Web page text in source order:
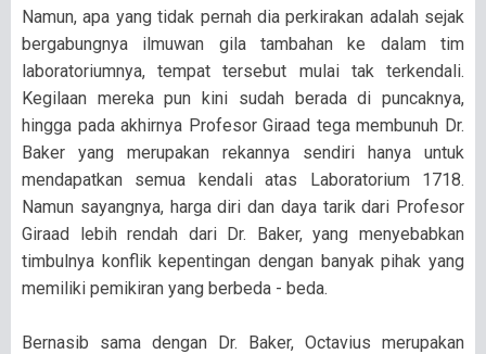
Namun, apa yang tidak pernah dia perkirakan adalah sejak
bergabungnya ilmuwan gila tambahan ke dalam tim
laboratoriumnya, tempat tersebut mulai tak terkendali.
Kegilaan mereka pun kini sudah berada di puncaknya,
hingga pada akhirnya Profesor Giraad tega membunuh Dr.
Baker yang merupakan rekannya sendiri hanya untuk
mendapatkan semua kendali atas Laboratorium 1718.
Namun sayangnya, harga diri dan daya tarik dari Profesor
Giraad lebih rendah dari Dr. Baker, yang menyebabkan
timbulnya konflik kepentingan dengan banyak pihak yang
memiliki pemikiran yang berbeda - beda.
Bernasib sama dengan Dr. Baker, Octavius merupakan